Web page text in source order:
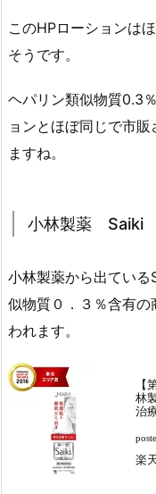
このHPローションは
そうです。
ヘパリン類似物質0.3
ョンとほぼ同じで市
ますね。
小林製薬 Saiki
小林製薬から出てい
似物質０．３％含有
われます。
林
治
楽